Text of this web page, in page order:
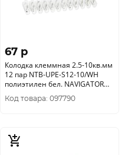
67 p
Колодка клеммная 2.5-10кв.мм
12 пар NTB-UPE-S12-10/WH
полиэтилен бел. NAVIGATOR
71003
Код товара: 097790